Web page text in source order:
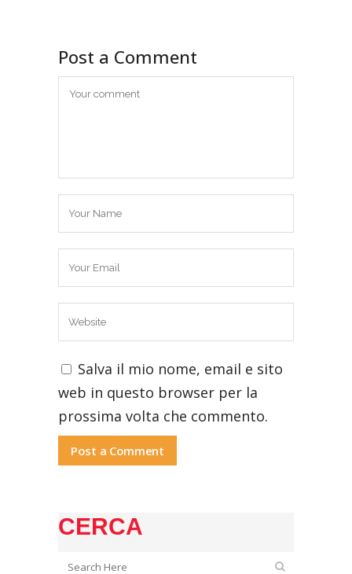
Post a Comment
Salva il mio nome, email e sito
web in questo browser per la
prossima volta che commento.
CERCA